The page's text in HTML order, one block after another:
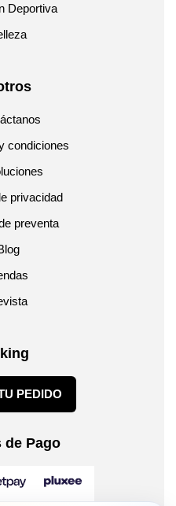
Deportiva
condiciones
privacidad
preventa
PEDIDO
de Pago